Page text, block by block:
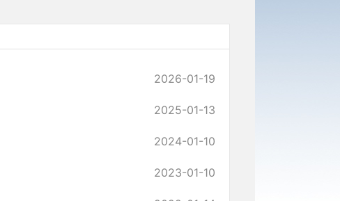
2026-01-19
2025-01-13
2024-01-10
2023-01-10